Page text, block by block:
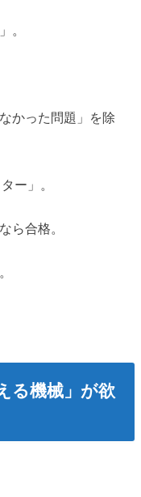
。
かった問題」を除
ー」。
ら合格。
る機械」が欲